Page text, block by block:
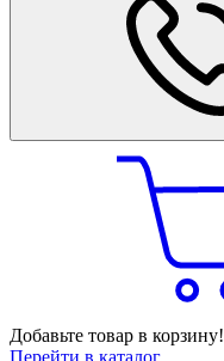
Добавьте товар в корзину!
Перейти в каталог